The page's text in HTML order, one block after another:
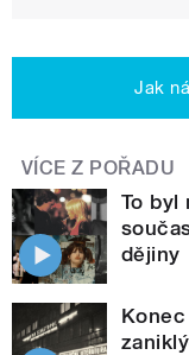
Jak
VÍCE Z POŘADU
To byl
dějiny